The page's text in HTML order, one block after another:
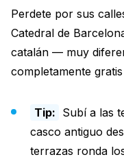
Perdete por sus
Catedral de
catalán — muy
completamente
Tip: Subí a las
casco antiguo
terrazas ronda